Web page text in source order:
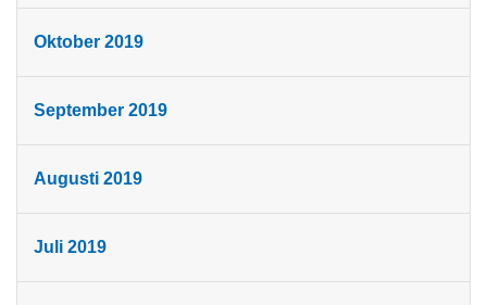
Oktober 2019
September 2019
Augusti 2019
Juli 2019